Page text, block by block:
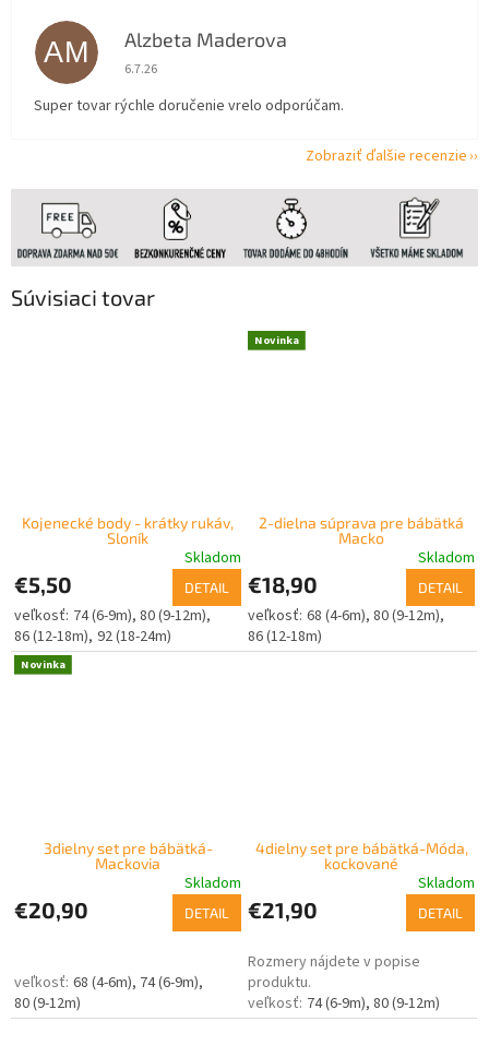
Súvisiaci tovar
Kojenecké body - krátky rukáv,
Sloník
Skladom
€5,50 DETAIL
74 (6-9m) 80 (9-12m)
86 (12-18m) 92 (18-24m)
Novinka
2-dielna súprava pre bábätká
Macko
Skladom
€18,90 DETAIL
68 (4-6m) 80 (9-12m)
86 (12-18m)
Novinka
3dielny set pre bábätká-
Mackovia
Skladom
€20,90 DETAIL
68 (4-6m) 74 (6-9m)
80 (9-12m)
4dielny set pre bábätká-Móda,
kockované
Skladom
€21,90 DETAIL
Rozmery nájdete v popise
produktu.
74 (6-9m) 80 (9-12m)
AM Alzbeta Maderova
Hodnotenie obchodu je 5 z 5 hviezdičiek.
6.7.26
Super tovar rýchle doručenie vrelo odporúčam.
Zobraziť ďalšie recenzie